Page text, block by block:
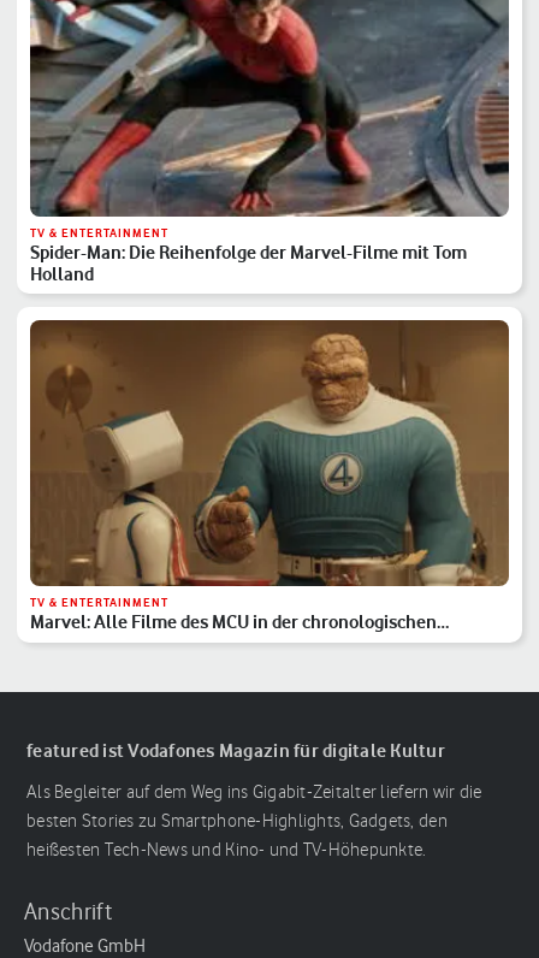
TV & ENTERTAINMENT
Spider-Man: Die Reihenfolge der Marvel-Filme mit Tom
Holland
TV & ENTERTAINMENT
Marvel: Alle Filme des MCU in der chronologischen
Reihenfolge
featured ist Vodafones Magazin für digitale Kultur
Als Begleiter auf dem Weg ins Gigabit-Zeitalter liefern wir die
besten Stories zu Smartphone-Highlights, Gadgets, den
heißesten Tech-News und Kino- und TV-Höhepunkte.
Anschrift
Vodafone GmbH